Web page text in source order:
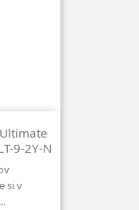
Ultimate
9-2Y-N
si v